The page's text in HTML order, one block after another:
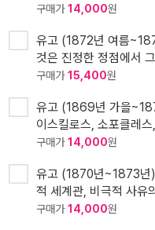
구매가14,000원
유고 (1872년 여름
것은 진정한 정점에서
구매가15,400원
유고 (1869년 가을
이스킬로스, 소포클레
구매가14,000원
유고 (1870년~1873년
적 세계관, 비극적 사유
구매가14,000원